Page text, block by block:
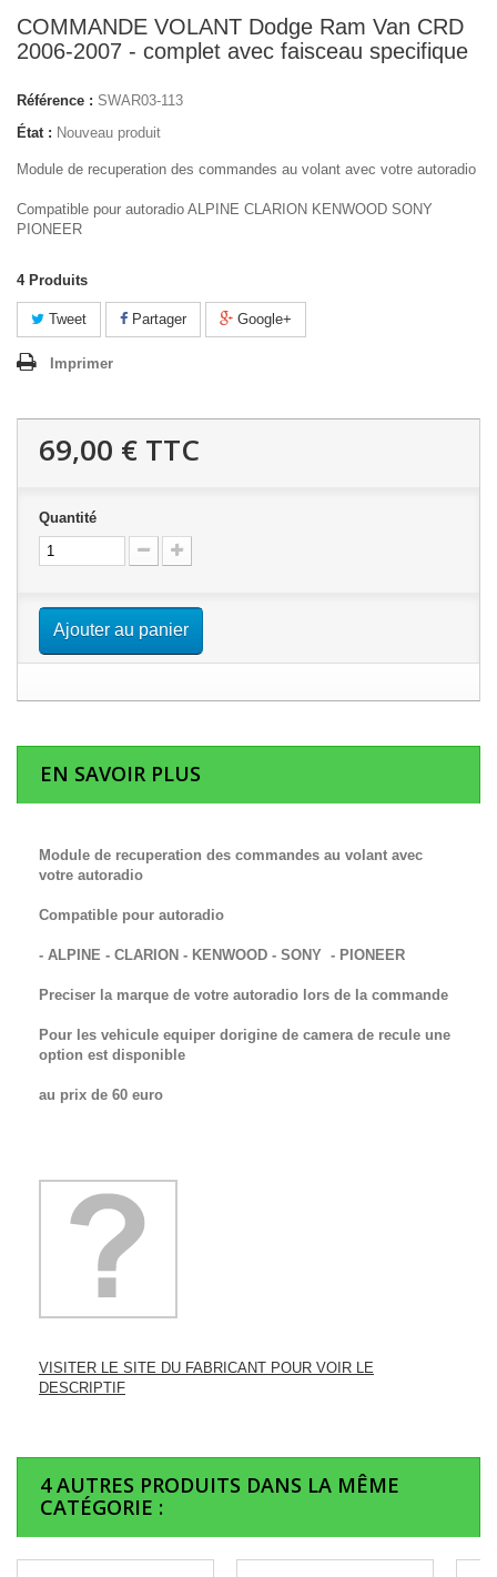
COMMANDE VOLANT Dodge Ram Van CRD
2006-2007 - complet avec faisceau specifique
Référence : SWAR03-113
État : Nouveau produit
Module de recuperation des commandes au volant avec votre autoradio
Compatible pour autoradio ALPINE CLARION KENWOOD SONY
PIONEER
4 Produits
Tweet Partager Google+
Imprimer
69,00 € TTC
Quantité
Ajouter au panier
EN SAVOIR PLUS
Module de recuperation des commandes au volant avec
votre autoradio
Compatible pour autoradio
- ALPINE - CLARION - KENWOOD - SONY - PIONEER
Preciser la marque de votre autoradio lors de la commande
Pour les vehicule equiper dorigine de camera de recule une
option est disponible
au prix de 60 euro
VISITER LE SITE DU FABRICANT POUR VOIR LE
DESCRIPTIF
4 AUTRES PRODUITS DANS LA MÊME
CATÉGORIE :